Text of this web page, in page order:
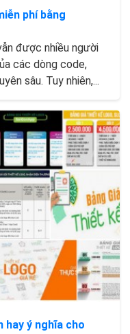
phí bằng
được nhiều người
các dòng code,
sâu. Tuy nhiên,...
hay ý nghĩa cho